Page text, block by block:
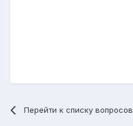
Перейти к списку вопросов